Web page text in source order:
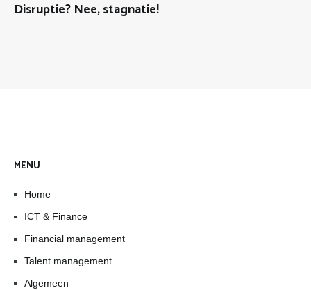
Disruptie? Nee, stagnatie!
MENU
Home
ICT & Finance
Financial management
Talent management
Algemeen